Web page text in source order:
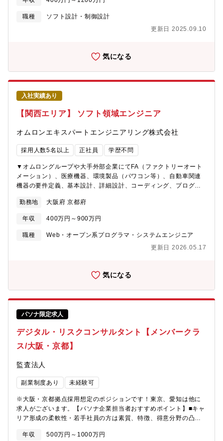
題の一つである「デジタル化社会の実現」に向けて、FA事業、ヘ
ルスケア事業、社会システム事業など、オムロングループのさま
セキュリティ、生成AI活用、開発支援、技術人財育成など、様々
数：15名ほど ※他、派遣社員10名ほど■作業場所：出社とテレ
フラットな関係でお互い意見を言い合える組織
て、ソフトウェア開発（AI、 IoT、アプリ、画像処理、クラウド、
WEB、組込）業務をご担当いただきます。AI、IoT、画像処理の案
験や希望に応じて案件を決定いたします。ユニットと呼ばれるチ
で最大20数名規模で構成されたプロジェクトもございます。経
験・スキルにより、PL、PMとして活躍いただくことも想定してい
ます。【業務内容事例】・産業用ロボット画像処理システムの設
計・開発・点群処理技術を用いたアプリケーション開発・AWSを
活用したWebアプリケーション分析・BtoB向けパッケージソフト
ウェアのUI/UX設計【PJによってはシステム構想から】クライア
ントが考える構想を元に課題感を抽出、整理し、解決するため
に、どのような方法で実現するか方針を定め取り組んでいます。
タスクの洗い出しや課題抽出・対応方針策定・要求事項整理・評
価など、構想フェーズから関わることができます。【開発の進め
方】PJによりますが、ウォーターフォール、アジャイル、スクラ
ム開発で進めます。【テクノプロ・デザイン社でのやりがい】
１．話題性の高いモノづくりに携わることができます。２．PJに
よっては、白紙の段階から構想をもとに要件設定ができます。
３．様々な技術を試せる環境で働くことができます。４．各々の
りやすいです。【働く環境】リーディングカンパニーとして業界
すい職場環境をつくるために、様々な取り組みを行っています。
例えば、技術コンサルティング業務のさらなる強化。これにより
定的に強みを磨き続ける環境づくりができるのです。現在53歳の
「人生を通して徹底的に技術を磨くことができる環境」との声が
上がっています。また、社員の夢を実現まで応援する「自己実現
委員会」などの独自の研修制度や、そもそもの生き方から共に考
え、悩み、最適なキャリアを描く風土があり、人がいます。技術
を育てる技術が、テクノプロ・デザイン社には溢れています。
【豊富な研修制度】自社研修以外にもUdemyやAidemyなどの外
部e-Learningのコンテンツも会社負担でご利用いただけます。技
術研修数：1,092研修ヒューマン&ビジネス系研修：155研修《こ
れまでに研修を受講したエンジニアは97,492名》階層別、職能
つでも学ぶことができます。さらに、技術研修事業を手がけるグ
多様なニーズに対応しています。その他にもさまざまなプログラ
★https://partners.amazonaws.com/jp/partners/
職種
ソフト設計・制御設計
更新日 2025.09.10
気になる
入社実績あり
【関西エリア】 ソフト領域エンジニア
オムロンエキスパートエンジニアリング株式会社
採用人数5名以上 正社員 学歴不問
▼オムロングループや大手外部企業にてFA（ファクトリーオート
メーション）、医療機器、環境製品（パワコン等）、自動車関連
機器の要件定義、基本設計、詳細設計、コーディング、プログラ
にあわせて担当業務を決定いたします【具体的には】◎モーター
制御ソフトウェア開発◎健康医療機器の組込ソフト設計◎無線通
信のファームウェア開発◎画像処理関連のアルゴリズム開発◎電
装品マイコン組込ソフトの開発◎健康管理システムにおけるサー
ンツの開発◎スマホアプリ開発◎エンターテイメント機器のプロ
込開発など※上記のプロジェクトはあくまでも一例です。あなた
の経験を活かし、希望に応じた開発に挑んで下さい。【募集背
景】今まで以上に、技術者のキャリア実現に向け、エンジニアと
して成長し続ける機会を提供できるような会社を目指しており、
その一躍を担っていただける人材に来ていただきたいため【モデ
ル年収例】年収700万円（48歳／月給40万円＋賞与＋時間外手当
（20H））年収550万円（35歳／月給33万円＋賞与＋時間外手当
（20H））年収450万円（29歳／月給26万5千円＋賞与＋時間外
手当（20H））◆◇◆◇◆◇◆◇◆おすすめポイント
業！■充実した研修・サポート体制：安心して長く働くことはもち
ろん「生涯、エンジニア」として活躍できるよう様々なサポート
体制が整備されています。例えば、資格取得後に報奨金を支給す
間1万円）などの金銭的な支援制度の他に、再雇用で在籍している
オムロン株式会社の元マネージャー4名が全国のエンジニアと面談
を実施することで、担当案件における技術的不安の解消やスキル
に関する相談に対してフォローできるよう環境が用意されていま
勤務地 大阪府 京都府
年収 400万円～900万円
職種
Web・オープン系プログラマ・システムエンジニア
更新日 2026.05.17
気になる
パソナ限定求人
デジタル・リスクコンサルタント【メンバークラ
ス/大阪・京都】
監査法人
副業制度あり 未経験可
※大阪・京都拠点採用想定のポジションです！東京、愛知は他に
求人がございます。【パソナ企業担当者おすすめポイント】■キャ
リア形成の柔軟性・若手社員の方は素質、特徴、得意分野の凸凹
きます。 入社後すぐに特定のチームに固定されることなく、複
年収 500万円～1000万円